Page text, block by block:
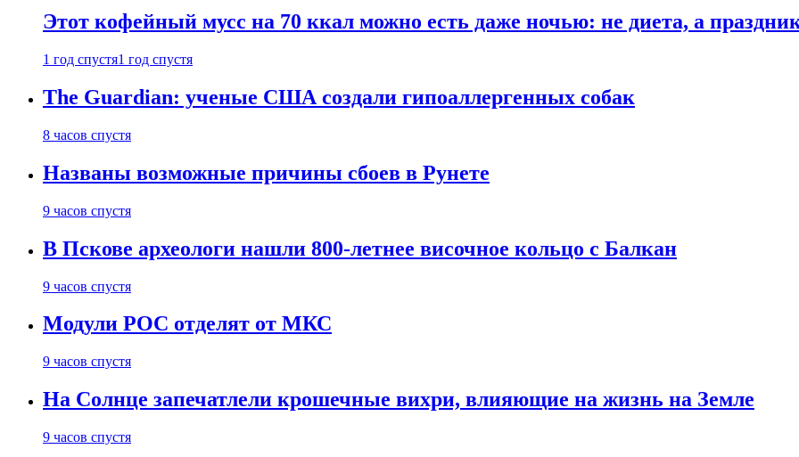
Этот кофейный мусс на 70 ккал можно есть даже ночью: не диета, а
1 год спустя1 год спустя
The Guardian: ученые США создали гипоаллергенных собак
8 часов спустя
Названы возможные причины сбоев в Рунете
9 часов спустя
В Пскове археологи нашли 800-летнее височное кольцо с Балкан
9 часов спустя
Модули РОС отделят от МКС
9 часов спустя
На Солнце запечатлели крошечные вихри, влияющие на жизнь на Земле
9 часов спустя